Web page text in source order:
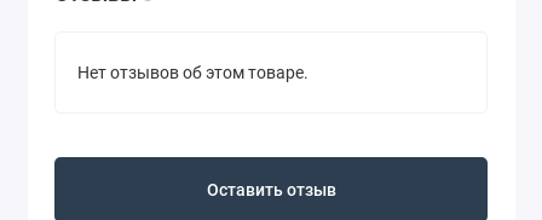
Нет отзывов об этом товаре.
Оставить отзыв